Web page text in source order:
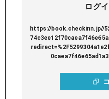
ログ
https://book.checkinn.jp//